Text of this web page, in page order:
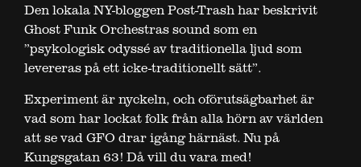
Den lokala NY-bloggen Post-Trash har beskrivit
Ghost Funk Orchestras sound som en
”psykologisk odyssé av traditionella ljud som
levereras på ett icke-traditionellt sätt”.
Experiment är nyckeln, och oförutsägbarhet är
vad som har lockat folk från alla hörn av världen
att se vad GFO drar igång härnäst. Nu på
Kungsgatan 63! Då vill du vara med!